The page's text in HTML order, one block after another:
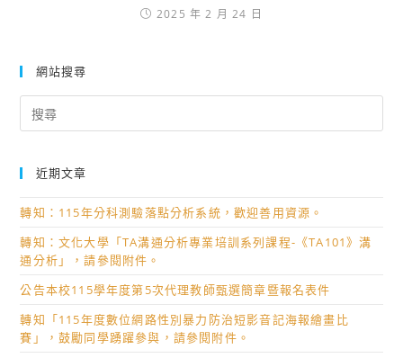
2025 年 2 月 24 日
網站搜尋
for:
近期文章
轉知：115年分科測驗落點分析系統，歡迎善用資源。
轉知：文化大學「TA溝通分析專業培訓系列課程-《TA101》溝
通分析」，請參閱附件。
公告本校115學年度第5次代理教師甄選簡章暨報名表件
轉知「115年度數位網路性別暴力防治短影音記海報繪畫比
賽」，鼓勵同學踴躍參與，請參閱附件。